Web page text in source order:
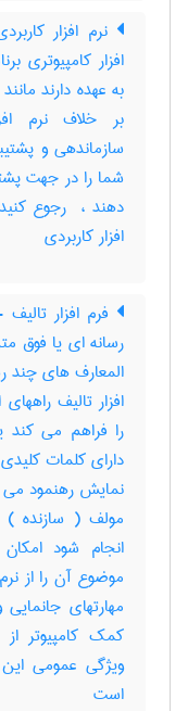
افزار کامپیوتری
به عهده دارند
بر خلاف نرم
سازماندهی و
شما را در جهت
افزار کاربردی
فرم افزار
رسانه ای یا فوق
المعارف های چند
افزار تالیف
را فراهم می
دارای کلمات
نمایش رهنمود می
مولف ( سازنده
انجام شود
موضوع آن را از
مهارتهای
کمک کامپیوتر
ویژگی عمومی این
است